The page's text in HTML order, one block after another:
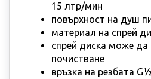
15 лтр/мин
повърхност на душ
материал на спрей
спрей диска може да
почистване
връзка на резбата G½